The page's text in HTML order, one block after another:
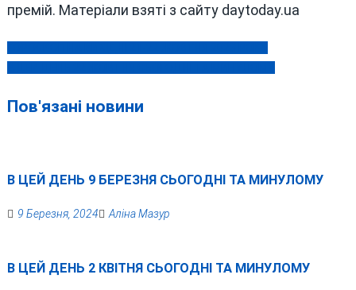
премій. Матеріали взяті з сайту daytoday.ua
Навігація
Пов'язані новини
В ЦЕЙ ДЕНЬ 9 БЕРЕЗНЯ СЬОГОДНІ ТА МИНУЛОМУ
9 Березня, 2024 Аліна Мазур
В ЦЕЙ ДЕНЬ 2 КВІТНЯ СЬОГОДНІ ТА МИНУЛОМУ